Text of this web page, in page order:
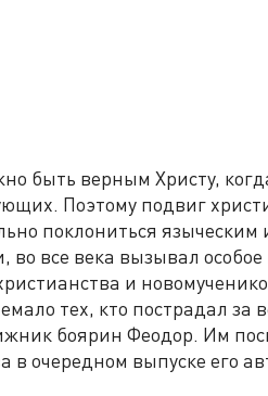
быть верным Христу,
Поэтому подвиг
поклониться языческим
во все века вызывал
и
тех, кто пострадал за
боярин Феодор. Им
в очередном выпуске его